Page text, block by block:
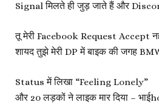
Signal मिलते ही जुड़ जाते हैं और
तू मेरी Facebook Request Accept
शायद तुझे मेरी DP में बाइक की जगह
Status में लिखा “Feeling Lonely”
और 20 लड़कों ने लाइक मार दिया –